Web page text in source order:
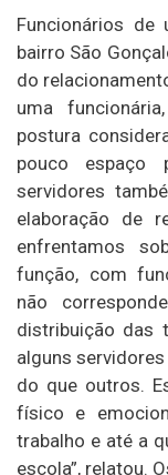
Funcionários de
bairro São
do
uma
postura
pouco espaço
servidores
elaboração de
enfrentamos
função, com
não
distribuição das
alguns
do que outros.
físico e
trabalho e até a
escola”, relatou.